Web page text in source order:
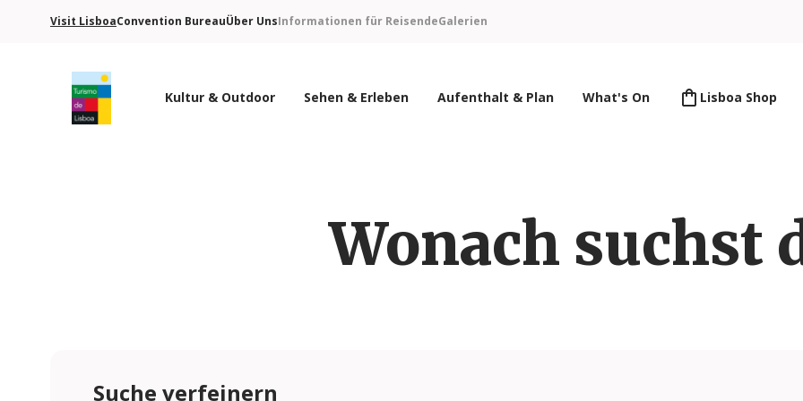
Visit LisboaConvention BureauÜber UnsInformationen für ReisendeGalerien
Kultur & Outdoor Sehen & Erleben Aufenthalt & Plan What's On Lisboa Shop
Wonach suchst
Suche verfeinern